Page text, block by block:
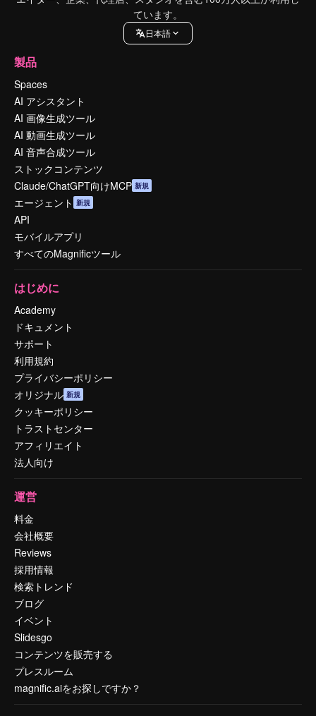
ています。
日本語
製品
Spaces
AI アシスタント
AI 画像生成ツール
AI 動画生成ツール
AI 音声合成ツール
ストックコンテンツ
Claude/ChatGPT向けMCP 新規
エージェント 新規
API
モバイルアプリ
すべてのMagnificツール
はじめに
Academy
ドキュメント
サポート
利用規約
プライバシーポリシー
オリジナル 新規
クッキーポリシー
トラストセンター
アフィリエイト
法人向け
運営
料金
会社概要
Reviews
採用情報
検索トレンド
ブログ
イベント
Slidesgo
コンテンツを販売する
プレスルーム
magnific.aiをお探しですか？